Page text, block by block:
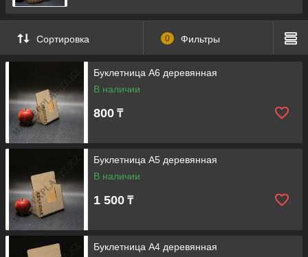
Сортировка 0 Фильтры
Буклетница А6 деревянная
В наличии
800 ₸
Буклетница А5 деревянная
В наличии
1 500 ₸
Буклетница А4 деревянная